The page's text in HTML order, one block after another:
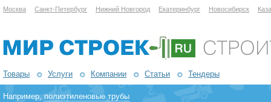
Москва Санкт-Петербург Нижний Новгород Екатеринбург Новосибирск
Товары Услуги Компании Статьи Тендеры
Например,полиэтиленовые трубы